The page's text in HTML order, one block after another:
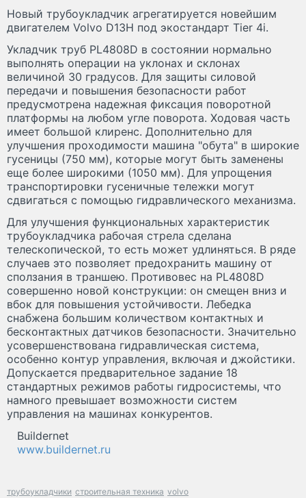
Новый трубоукладчик агрегатируется новейшим
двигателем Volvo D13H под экостандарт Tier 4i.
Укладчик труб PL4808D в состоянии нормально
выполнять операции на уклонах и склонах
величиной 30 градусов. Для защиты силовой
передачи и повышения безопасности работ
предусмотрена надежная фиксация поворотной
платформы на любом угле поворота. Ходовая часть
имеет большой клиренс. Дополнительно для
улучшения проходимости машина "обута" в широкие
гусеницы (750 мм), которые могут быть заменены
еще более широкими (1050 мм). Для упрощения
транспортировки гусеничные тележки могут
сдвигаться с помощью гидравлического механизма.
Для улучшения функциональных характеристик
трубоукладчика рабочая стрела сделана
телескопической, то есть может удлиняться. В ряде
случаев это позволяет предохранить машину от
сползания в траншею. Противовес на PL4808D
совершенно новой конструкции: он смещен вниз и
вбок для повышения устойчивости. Лебедка
снабжена большим количеством контактных и
бесконтактных датчиков безопасности. Значительно
усовершенствована гидравлическая система,
особенно контур управления, включая и джойстики.
Допускается предварительное задание 18
стандартных режимов работы гидросистемы, что
намного превышает возможности систем
управления на машинах конкурентов.
Buildernet
www.buildernet.ru
трубоукладчики строительная техника volvo